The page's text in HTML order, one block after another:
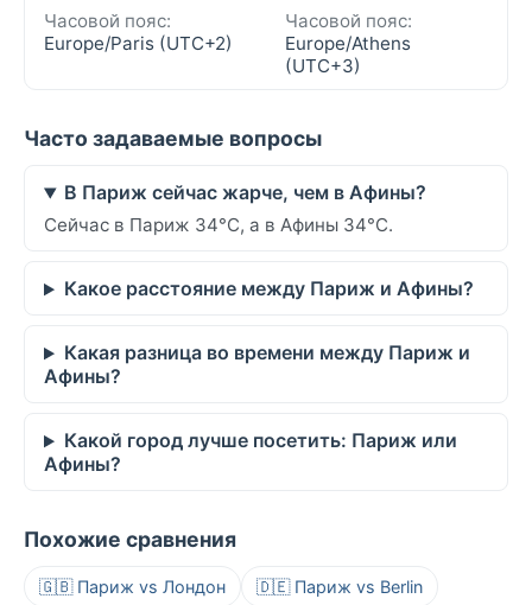
Часовой пояс:
Europe/Paris (UTC+2)
Часовой пояс:
Europe/Athens
(UTC+3)
Часто задаваемые вопросы
В Париж сейчас жарче, чем в Афины?
Сейчас в Париж 34°C, а в Афины 34°C.
Какое расстояние между Париж и Афины?
Какая разница во времени между Париж и
Афины?
Какой город лучше посетить: Париж или
Афины?
Похожие сравнения
🇬🇧 Париж vs Лондон 🇩🇪 Париж vs Berlin